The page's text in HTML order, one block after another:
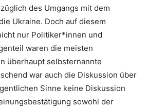
des Umgangs mit dem
Ukraine. Doch auf diesem
nur Politiker*innen und
waren die meisten
überhaupt selbsternannte
war auch die Diskussion über
Sinne keine Diskussion
sowohl der